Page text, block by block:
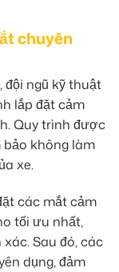
chuyên
đội ngũ kỹ thuật
lắp đặt cảm
Quy trình được
không làm
xe.
các mắt cảm
tối ưu nhất,
Sau đó, các
dụng, đảm